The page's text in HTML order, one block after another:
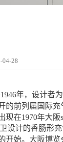
04-28
年，设计者为
的前列届国际
现在1970年大
设计的香肠形
开始。大阪博